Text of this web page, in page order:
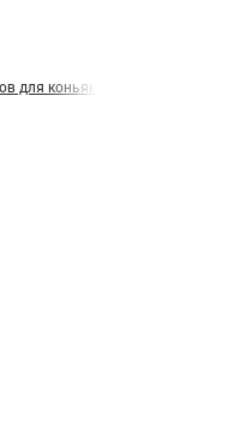
для коньяка "Рак" в